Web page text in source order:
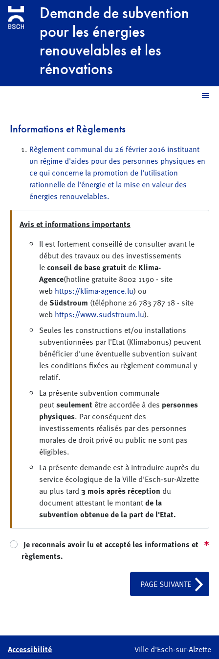
Aller au contenu principalDemande de subvention
pour les énergies
renouvelables et les
rénovations
Informations et Règlements
Règlement communal du 26 février 2016 instituant
un régime d'aides pour des personnes physiques en
ce qui concerne la promotion de l'utilisation
rationnelle de l'énergie et la mise en valeur des
énergies renouvelables.
Avis et informations importants
Il est fortement conseillé de consulter avant le
début des travaux ou des investissements
leconseil de base gratuit de Klima-
Agence(hotline gratuite 8002 1190 - site
web https://klima-agence.lu) ou
deSüdstroum (téléphone 26 783 787 18 - site
web https://www.sudstroum.lu).
Seules les constructions et/ou installations
subventionnées par l'Etat (Klimabonus) peuvent
bénéficier d'une éventuelle subvention suivant
les conditions fixées au règlement communal y
relatif.
La présente subvention communale
peutseulement être accordée à des personnes
physiques. Par conséquent des
investissements réalisés par des personnes
morales de droit privé ou public ne sont pas
éligibles.
La présente demande est à introduire auprès du
service écologique de la Ville d'Esch-sur-Alzette
au plus tard 3 mois après réception du
document attestant le montantde la
subvention obtenue de la part de l'Etat.
Je reconnais avoir lu et accepté les informations et
règlements.
PAGE SUIVANTE
Accessibilité Ville d'Esch-sur-Alzette